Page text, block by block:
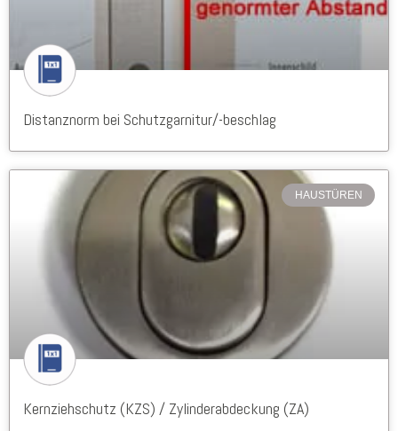
Distanznorm bei Schutzgarnitur/-beschlag
HAUSTÜREN
Kernziehschutz (KZS) / Zylinderabdeckung (ZA)